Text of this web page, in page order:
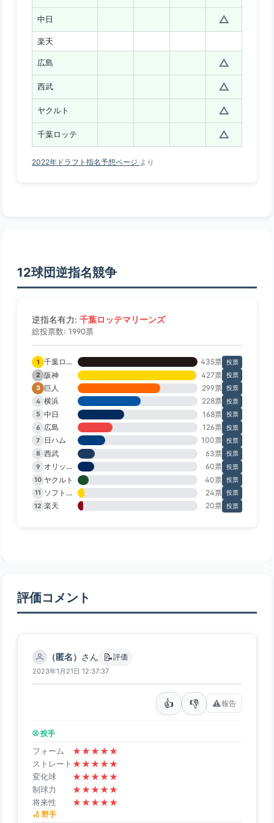
中日 △
楽天
広島 △
西武 △
ヤクルト △
千葉ロッテ △
2022年ドラフト指名予想ページ より
12球団逆指名競争
逆指名有力: 千葉ロッテマリーンズ
総投票数: 1990票
1 千葉ロッテ 435票 投票
2 阪神 427票 投票
3 巨人 299票 投票
4 横浜 228票 投票
5 中日 168票 投票
6
広島 126票 投票
7
日ハム 100票 投票
8 西武 63票 投票
9
オリックス 60票 投票
10 ヤクルト 40票 投票
11
ソフトバンク 24票 投票
12 楽天 20票 投票
評価コメント
（匿名） さん 📝評価
2023年1月21日 12:37:37
👍 👎 ⚠️報告
⚾ 投手
フォーム
★★★★★
ストレート ★★★★★
変化球 ★★★★★
制球力 ★★★★★
将来性 ★★★★★
🏏 野手